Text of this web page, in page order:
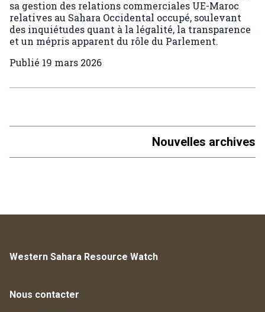
sa gestion des relations commerciales UE-Maroc
relatives au Sahara Occidental occupé, soulevant
des inquiétudes quant à la légalité, la transparence
et un mépris apparent du rôle du Parlement.
Publié 19 mars 2026
Nouvelles archives
Western Sahara Resource Watch
Nous contacter